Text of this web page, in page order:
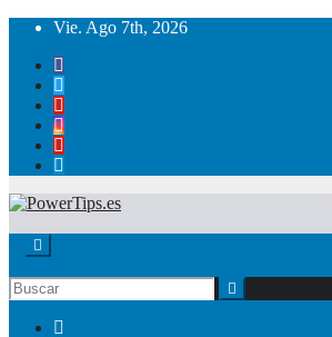
Vie. Ago 7th, 2026